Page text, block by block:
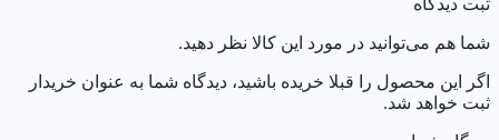
ثبت دیدگاه
شما هم می‌توانید در مورد این کالا نظر دهید.
اگر این محصول را قبلا خریده باشید، دیدگاه شما به عنوان خریدار
ثبت خواهد شد.